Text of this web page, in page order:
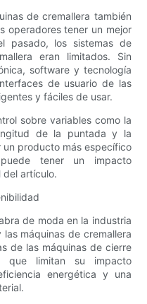
de cremallera también
operadores tener un mejor
pasado, los sistemas de
eran limitados. Sin
software y tecnología
de usuario de las
y fáciles de usar.
sobre variables como la
de la puntada y la
producto más específico
tener un impacto
del artículo.
de moda en la industria
máquinas de cremallera
de las máquinas de cierre
que limitan su impacto
energética y una